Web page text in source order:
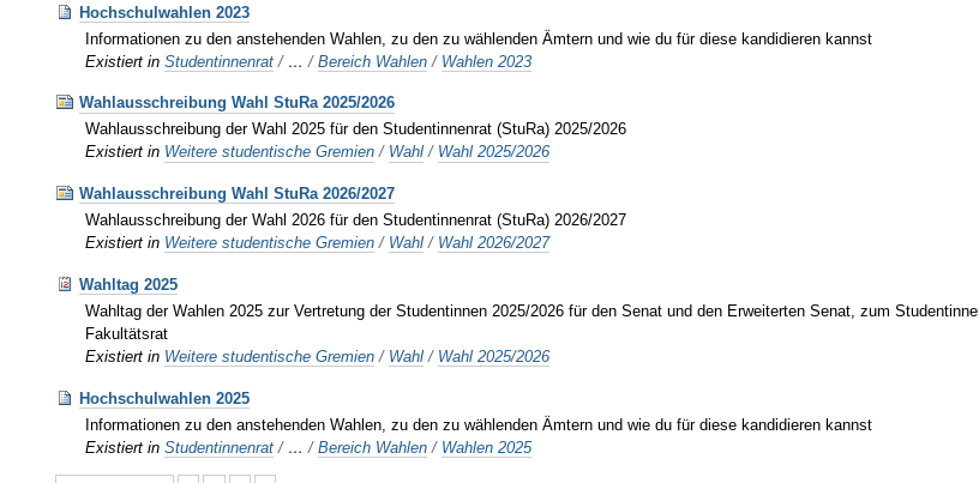
Hochschulwahlen 2023
Informationen zu den anstehenden Wahlen, zu den zu wählenden Ämtern und wie du für diese kandidieren kannst
Existiert in Studentinnenrat / …/Bereich Wahlen / Wahlen 2023
Wahlausschreibung Wahl StuRa 2025/2026
Wahlausschreibung der Wahl 2025 für den Studentinnenrat (StuRa) 2025/2026
Existiert in Weitere studentische Gremien / Wahl / Wahl 2025/2026
Wahlausschreibung Wahl StuRa 2026/2027
Wahlausschreibung der Wahl 2026 für den Studentinnenrat (StuRa) 2026/2027
Existiert in Weitere studentische Gremien / Wahl / Wahl 2026/2027
Wahltag 2025
Wahltag der Wahlen 2025 zur Vertretung der Studentinnen 2025/2026 für den Senat und den Erweiterten Senat, zum
Fakultätsrat
Existiert in Weitere studentische Gremien / Wahl / Wahl 2025/2026
Hochschulwahlen 2025
Informationen zu den anstehenden Wahlen, zu den zu wählenden Ämtern und wie du für diese kandidieren kannst
Existiert in Studentinnenrat / …/Bereich Wahlen / Wahlen 2025